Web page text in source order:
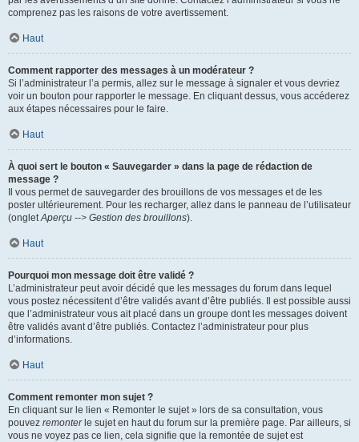
comprenez pas les raisons de votre avertissement.
Haut
Comment rapporter des messages à un modérateur ?
Si l’administrateur l’a permis, allez sur le message à signaler et vous devriez
voir un bouton pour rapporter le message. En cliquant dessus, vous accéderez
aux étapes nécessaires pour le faire.
Haut
À quoi sert le bouton « Sauvegarder » dans la page de rédaction de
message ?
Il vous permet de sauvegarder des brouillons de vos messages et de les
poster ultérieurement. Pour les recharger, allez dans le panneau de l’utilisateur
(ongletAperçu --> Gestion des brouillons).
Haut
Pourquoi mon message doit être validé ?
L’administrateur peut avoir décidé que les messages du forum dans lequel
vous postez nécessitent d’être validés avant d’être publiés. Il est possible aussi
que l’administrateur vous ait placé dans un groupe dont les messages doivent
être validés avant d’être publiés. Contactez l’administrateur pour plus
d’informations.
Haut
Comment remonter mon sujet ?
En cliquant sur le lien « Remonter le sujet » lors de sa consultation, vous
pouvez remonterle sujet en haut du forum sur la première page. Par ailleurs, si
vous ne voyez pas ce lien, cela signifie que la remontée de sujet est